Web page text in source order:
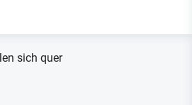
sich quer